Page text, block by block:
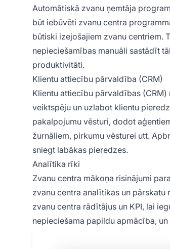
Automātiskā zvanu ņemtāja
būt iebūvēti zvanu centra
būtiski izejošajiem zvanu centriem.
nepieciešamības manuāli sastādīt
produktivitāti.
Klientu attiecību pārvaldība (CRM)
Klientu attiecību pārvaldības
veiktspēju un uzlabot klientu
pakalpojumu vēsturi, dodot
žurnāliem, pirkumu vēsturei utt.
sniegt labākas pieredzes.
Analītika rīki
Zvanu centra mākoņa risinājumi
zvanu centra analītikas un
zvanu centra rādītājus un KPI, lai
nepieciešama papildu apmācība,